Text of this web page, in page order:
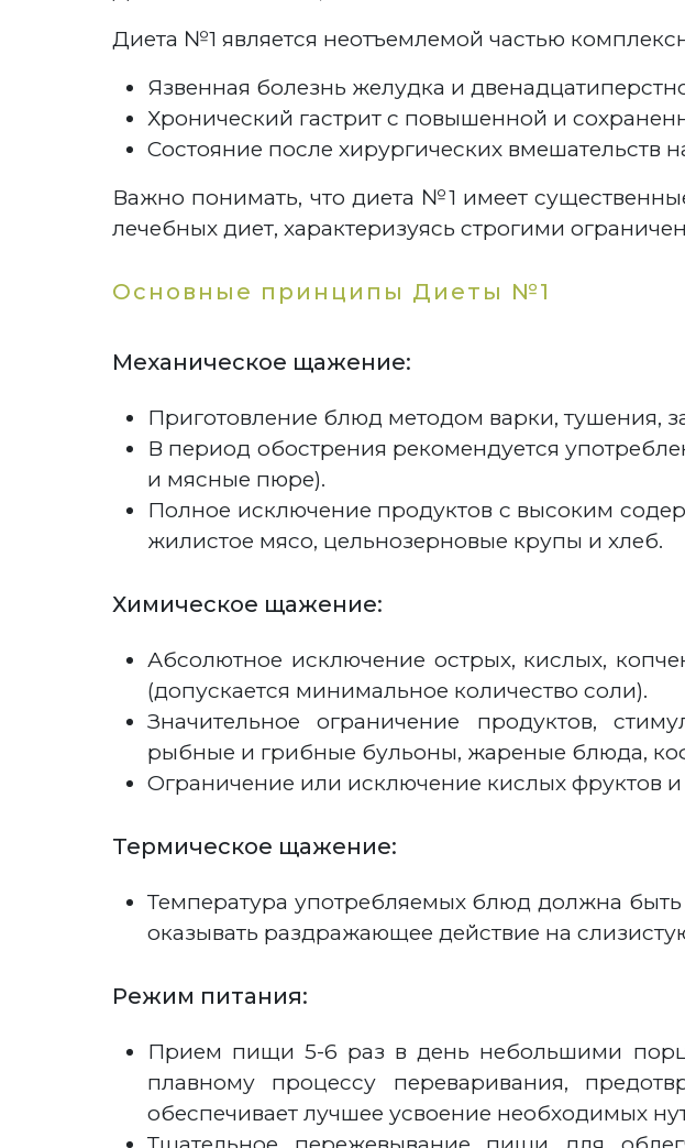
Диета №1 является неотъемлемой частью
Язвенная болезнь желудка и
Хронический гастрит с повышенной и
Состояние после хирургических вмешательств
Важно понимать, что диета №1 имеет
лечебных диет, характеризуясь строгими
Основные принципы Диеты №1
Механическое щажение:
Приготовление блюд методом варки, тушения,
В период обострения рекомендуется
и мясные пюре).
Полное исключение продуктов с высоким
жилистое мясо, цельнозерновые крупы и хлеб.
Химическое щажение:
Абсолютное исключение острых, кислых,
(допускается минимальное количество соли).
Значительное ограничение продуктов,
рыбные и грибные бульоны, жареные блюда,
Ограничение или исключение кислых фруктов
Термическое щажение:
Температура употребляемых блюд должна
оказывать раздражающее действие на
Режим питания:
Прием пищи 5-6 раз в день небольшими
плавному процессу переваривания,
обеспечивает лучшее усвоение необходимых